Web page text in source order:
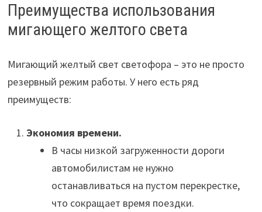
Преимущества использования
мигающего желтого света
Мигающий желтый свет светофора – это не просто
резервный режим работы. У него есть ряд
преимуществ:
Экономия времени.
В часы низкой загруженности дороги
автомобилистам не нужно
останавливаться на пустом перекрестке,
что сокращает время поездки.